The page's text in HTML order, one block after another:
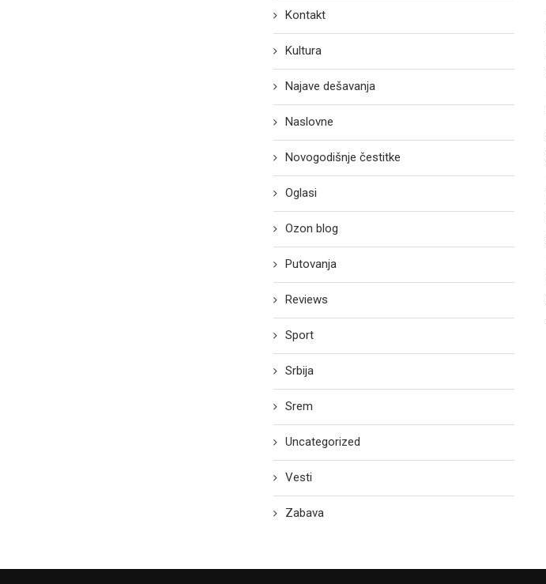
Kontakt
Kultura
Najave dešavanja
Naslovne
Novogodišnje čestitke
Oglasi
Ozon blog
Putovanja
Reviews
Sport
Srbija
Srem
Uncategorized
Vesti
Zabava